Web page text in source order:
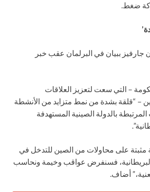
جارفيز ببيان في البرلمان عقب خبر
– التي سعت لتعزيز العلاقات
– “قلقة بشدة من نمط متزايد من الأنشطة
بالدولة الصينية المستهدفة
مثبتة على محاولات من الصين للتدخل في
فسنفرض عواقب وخيمة ونحاسب
أضاف.